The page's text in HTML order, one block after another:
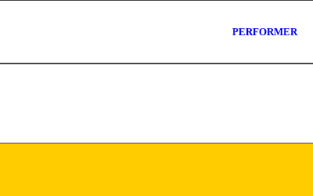
PERFORMER